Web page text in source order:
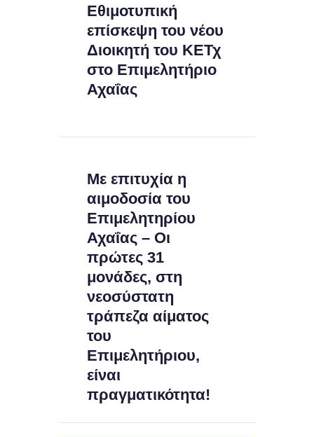
Εθιμοτυπική
επίσκεψη του νέου
Διοικητή του ΚΕΤχ
στο Επιμελητήριο
Αχαΐας
Με επιτυχία η
αιμοδοσία του
Επιμελητηρίου
Αχαΐας – Οι
πρώτες 31
μονάδες, στη
νεοσύστατη
τράπεζα αίματος
του
Επιμελητήριου,
είναι
πραγματικότητα!